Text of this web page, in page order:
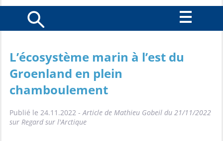
L’écosystème marin à l’est du
Groenland en plein
chamboulement
Publié le 24.11.2022 -Article de Mathieu Gobeil du 21/11/2022
sur Regard sur l'Arctique